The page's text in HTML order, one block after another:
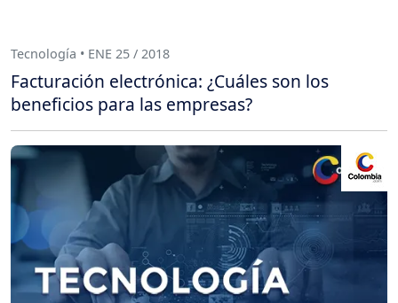
Tecnología • ENE 25 / 2018
Facturación electrónica: ¿Cuáles son los
beneficios para las empresas?